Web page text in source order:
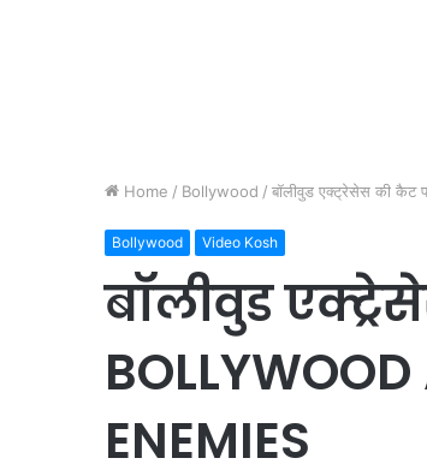
Home / Bollywood / बॉलीवुड एक्ट्रेसेस की कैट
Bollywood Video Kosh
बॉलीवुड
ENEMIES